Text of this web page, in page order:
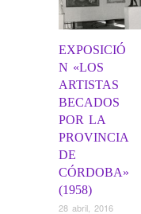
EXPOSICIÓ
N «LOS
ARTISTAS
BECADOS
POR LA
PROVINCIA
DE
CÓRDOBA»
(1958)
28 abril, 2016